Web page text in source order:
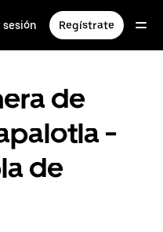
Regístrate
de
-
de